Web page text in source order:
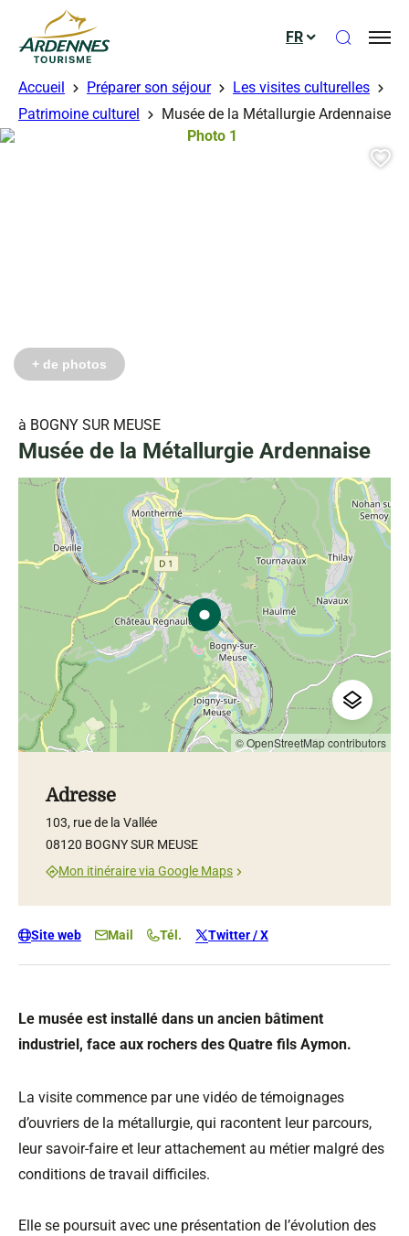
ADT des Ardennes
FR Ouvrir
Accueil Préparer son séjour
Les visites culturelles
Patrimoine culturel
Musée de la Métallurgie Ardennaise
à BOGNY SUR MEUSE
Musée de la Métallurgie Ardennaise
Photo 1, © Droits gérés
+ de photos
Le musée est installé dans un ancien bâtiment
industriel, face aux rochers des Quatre fils Aymon.
La visite commence par une vidéo de témoignages
d’ouvriers de la métallurgie, qui racontent leur parcours,
leur savoir-faire et leur attachement au métier malgré des
conditions de travail difficiles.
Elle se poursuit avec une présentation de l’évolution des
© OpenStreetMap contributors
Adresse
103, rue de la Vallée
08120 BOGNY SUR MEUSE
Mon itinéraire via Google Maps
Site web Mail Tél. Twitter / X